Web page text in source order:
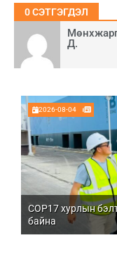
Д.
2026-08-04
COP17 хурлын
байна
0СЭТГЭГДЭЛ